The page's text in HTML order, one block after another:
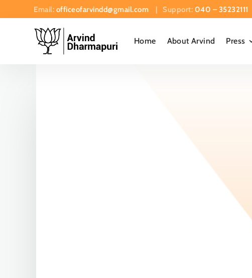
Email: officeofarvindd@gmail.com | Support: 040 – 35232111
Home About Arvind Press